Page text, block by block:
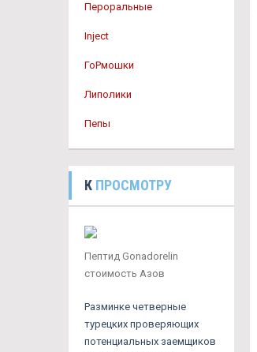
Пероральные
Inject
ГоРмошки
Липолики
Пепы
К ПРОСМОТРУ
Пептид Gonadorelin
стоимость Азов
Разминке четверные
турецких проверяющих
потенциальных заемщиков